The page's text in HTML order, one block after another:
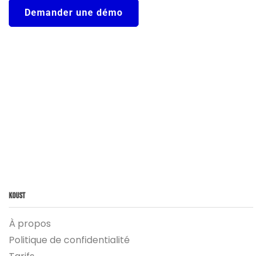
Demander une démo
Koust
À propos
Politique de confidentialité